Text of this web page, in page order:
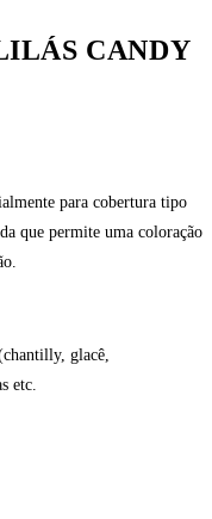
CANDY
para cobertura tipo
que permite uma coloração
glacê,
etc.